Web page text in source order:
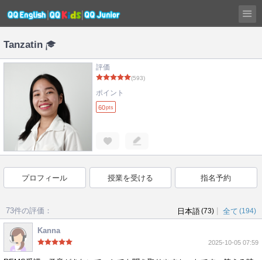
Tanzatin
評価
(593)
ポイント
60pts
プロフィール 授業を受ける 指名予約
73件の評価： 日本語(73) 全て (194)
Kanna
2025-10-05 07:59